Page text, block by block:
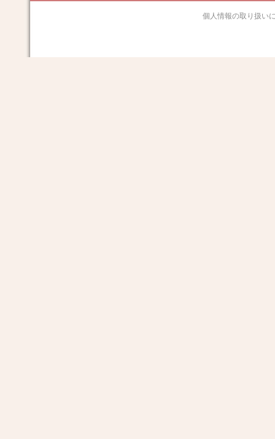
個人情報の取り扱い